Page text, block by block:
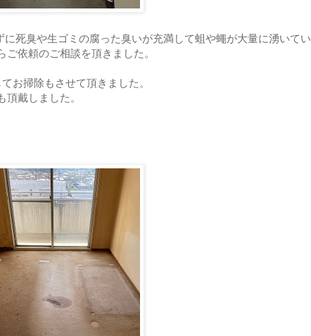
死臭や生ゴミの腐った臭いが充満して蛆や蠅が大量に湧いてい
依頼のご相談を頂きました。
お掃除もさせて頂きました。
戴しました。